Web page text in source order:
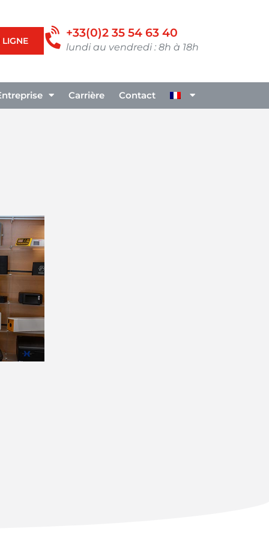
+33(0)2 35 54 63 40
lundi au vendredi : 8h à 18h
Carrière Contact